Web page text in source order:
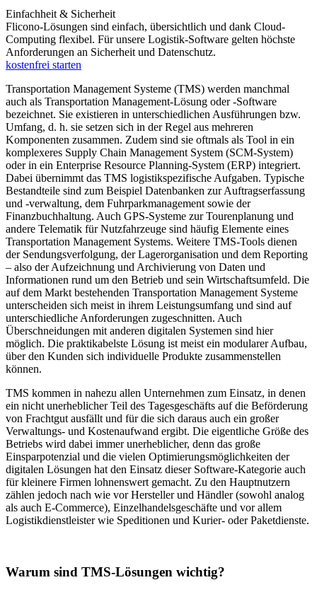
Einfachheit & Sicherheit
Flicono-Lösungen sind einfach, übersichtlich und dank Cloud-
Computing flexibel. Für unsere Logistik-Software gelten höchste
Anforderungen an Sicherheit und Datenschutz.
kostenfrei starten
Transportation Management Systeme (TMS) werden manchmal
auch als Transportation Management-Lösung oder -Software
bezeichnet. Sie existieren in unterschiedlichen Ausführungen bzw.
Umfang, d. h. sie setzen sich in der Regel aus mehreren
Komponenten zusammen. Zudem sind sie oftmals als Tool in ein
komplexeres Supply Chain Management System (SCM-System)
oder in ein Enterprise Resource Planning-System (ERP) integriert.
Dabei übernimmt das TMS logistikspezifische Aufgaben. Typische
Bestandteile sind zum Beispiel Datenbanken zur Auftragserfassung
und -verwaltung, dem Fuhrparkmanagement sowie der
Finanzbuchhaltung. Auch GPS-Systeme zur Tourenplanung und
andere Telematik für Nutzfahrzeuge sind häufig Elemente eines
Transportation Management Systems. Weitere TMS-Tools dienen
der Sendungsverfolgung, der Lagerorganisation und dem Reporting
– also der Aufzeichnung und Archivierung von Daten und
Informationen rund um den Betrieb und sein Wirtschaftsumfeld. Die
auf dem Markt bestehenden Transportation Management Systeme
unterscheiden sich meist in ihrem Leistungsumfang und sind auf
unterschiedliche Anforderungen zugeschnitten. Auch
Überschneidungen mit anderen digitalen Systemen sind hier
möglich. Die praktikabelste Lösung ist meist ein modularer Aufbau,
über den Kunden sich individuelle Produkte zusammenstellen
können.
TMS kommen in nahezu allen Unternehmen zum Einsatz, in denen
ein nicht unerheblicher Teil des Tagesgeschäfts auf die Beförderung
von Frachtgut ausfällt und für die sich daraus auch ein großer
Verwaltungs- und Kostenaufwand ergibt. Die eigentliche Größe des
Betriebs wird dabei immer unerheblicher, denn das große
Einsparpotenzial und die vielen Optimierungsmöglichkeiten der
digitalen Lösungen hat den Einsatz dieser Software-Kategorie auch
für kleinere Firmen lohnenswert gemacht. Zu den Hauptnutzern
zählen jedoch nach wie vor Hersteller und Händler (sowohl analog
als auch E-Commerce), Einzelhandelsgeschäfte und vor allem
Logistikdienstleister wie Speditionen und Kurier- oder Paketdienste.
Warum sind TMS-Lösungen wichtig?